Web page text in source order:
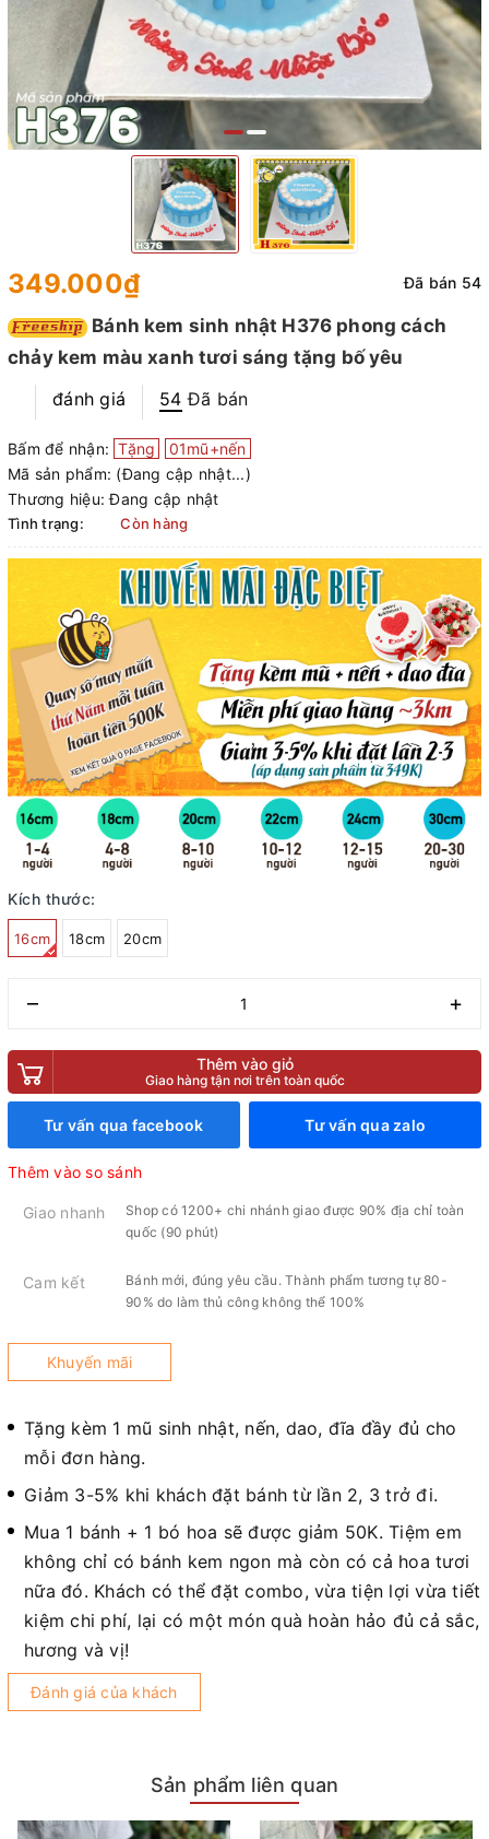
349.000₫ Đã bán 54
Bánh kem sinh nhật H376 phong cách
chảy kem màu xanh tươi sáng tặng bố yêu
đánh giá
54 Đã bán
Bấm để nhận: Tặng
01mũ+nến
Mã sản phẩm: (Đang cập nhật...)
Thương hiệu: Đang cập nhật
Tình trạng: Còn hàng
Kích thước:
16cm 18cm 20cm
– +
Thêm vào giỏ
Giao hàng tận nơi trên toàn quốc
Tư vấn qua facebook Tư vấn qua zalo
Thêm vào so sánh
Giao nhanh
Shop có 1200+ chi nhánh giao được 90% địa chỉ toàn
quốc (90 phút)
Cam kết
Bánh mới, đúng yêu cầu. Thành phẩm tương tự 80-
90% do làm thủ công không thể 100%
Khuyến mãi
Tặng kèm 1 mũ sinh nhật, nến, dao, đĩa đầy đủ cho
mỗi đơn hàng.
Giảm 3-5% khi khách đặt bánh từ lần 2, 3 trở đi.
Mua 1 bánh + 1 bó hoa sẽ được giảm 50K. Tiệm em
không chỉ có bánh kem ngon mà còn có cả hoa tươi
nữa đó. Khách có thể đặt combo, vừa tiện lợi vừa tiết
kiệm chi phí, lại có một món quà hoàn hảo đủ cả sắc,
hương và vị!
Đánh giá của khách
Sản phẩm liên quan